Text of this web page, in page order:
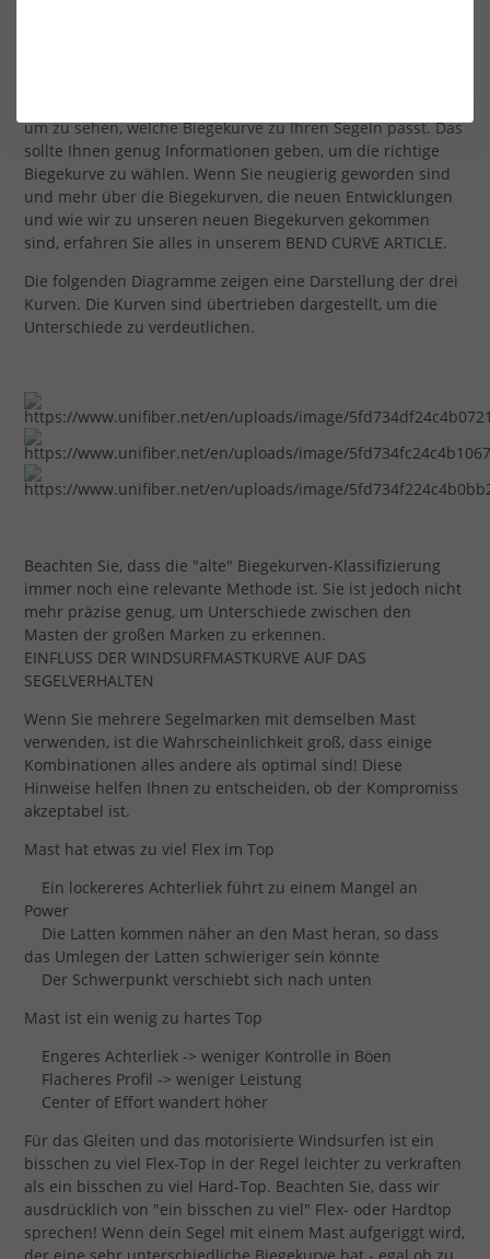
um zu sehen, welche Biegekurve zu Ihren Segeln passt. Das
sollte Ihnen genug Informationen geben, um die richtige
Biegekurve zu wählen. Wenn Sie neugierig geworden sind
und mehr über die Biegekurven, die neuen Entwicklungen
und wie wir zu unseren neuen Biegekurven gekommen
sind, erfahren Sie alles in unserem BEND CURVE ARTICLE.
Die folgenden Diagramme zeigen eine Darstellung der drei
Kurven. Die Kurven sind übertrieben dargestellt, um die
Unterschiede zu verdeutlichen.
Beachten Sie, dass die "alte" Biegekurven-Klassifizierung
immer noch eine relevante Methode ist. Sie ist jedoch nicht
mehr präzise genug, um Unterschiede zwischen den
Masten der großen Marken zu erkennen.
EINFLUSS DER WINDSURFMASTKURVE AUF DAS
SEGELVERHALTEN
Wenn Sie mehrere Segelmarken mit demselben Mast
verwenden, ist die Wahrscheinlichkeit groß, dass einige
Kombinationen alles andere als optimal sind! Diese
Hinweise helfen Ihnen zu entscheiden, ob der Kompromiss
akzeptabel ist.
Mast hat etwas zu viel Flex im Top
Ein lockereres Achterliek führt zu einem Mangel an
Power
Die Latten kommen näher an den Mast heran, so dass
das Umlegen der Latten schwieriger sein könnte
Der Schwerpunkt verschiebt sich nach unten
Mast ist ein wenig zu hartes Top
Engeres Achterliek -> weniger Kontrolle in Böen
Flacheres Profil -> weniger Leistung
Center of Effort wandert höher
Für das Gleiten und das motorisierte Windsurfen ist ein
bisschen zu viel Flex-Top in der Regel leichter zu verkraften
als ein bisschen zu viel Hard-Top. Beachten Sie, dass wir
ausdrücklich von "ein bisschen zu viel" Flex- oder Hardtop
sprechen! Wenn dein Segel mit einem Mast aufgeriggt wird,